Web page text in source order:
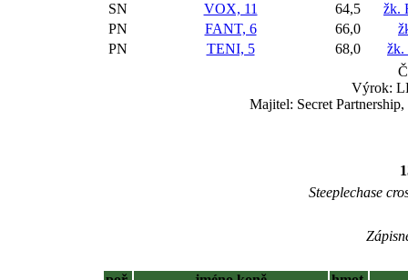
SN
VOX, 11 64,5
žk.
PN
FANT, 6 66,0
PN
TENI, 5 68,0
žk.
Výrok:
Majitel: Secret
Steeplechase